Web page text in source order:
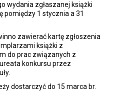
wydania zgłaszanej książki
pomiędzy 1 stycznia a 31
zawierać kartę zgłoszenia
książki z
do prac związanych z
konkursu przez
dostarczyć do 15 marca br.